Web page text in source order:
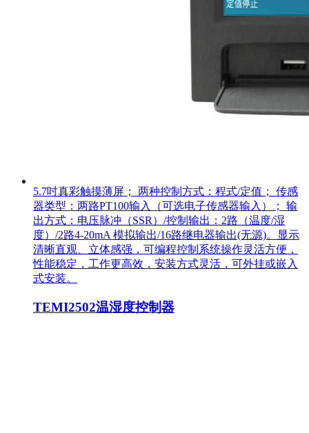
5.7吋真彩触摸薄屏； 两种控制方式：程式/定值； 传感
器类型：两路PT100输入（可选电子传感器输入）； 输
出方式：电压脉冲（SSR）/控制输出：2路（温度/湿
度）/2路4-20mA 模拟输出/16路继电器输出(无源)。显示
清晰直观、立体感强，可编程控制系统操作灵活方便，
性能稳定，工作更高效，安装方式灵活，可外挂或嵌入
式安装。
TEMI2502温湿度控制器